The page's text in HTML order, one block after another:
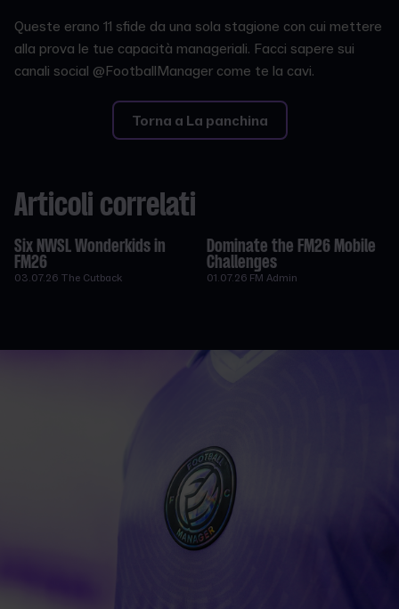
Queste erano 11 sfide da una sola stagione con cui mettere
alla prova le tue capacità manageriali. Facci sapere sui
canali social @FootballManager come te la cavi.
Torna a La panchina
Articoli correlati
Six NWSL Wonderkids in
FM26
03.07.26 The Cutback
Dominate the FM26 Mobile
Challenges
01.07.26 FM Admin